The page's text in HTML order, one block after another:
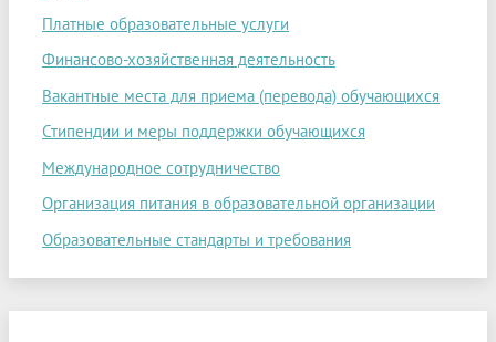
Платные образовательные услуги
Финансово-хозяйственная деятельность
Вакантные места для приема (перевода) обучающихся
Стипендии и меры поддержки обучающихся
Международное сотрудничество
Организация питания в образовательной организации
Образовательные стандарты и требования